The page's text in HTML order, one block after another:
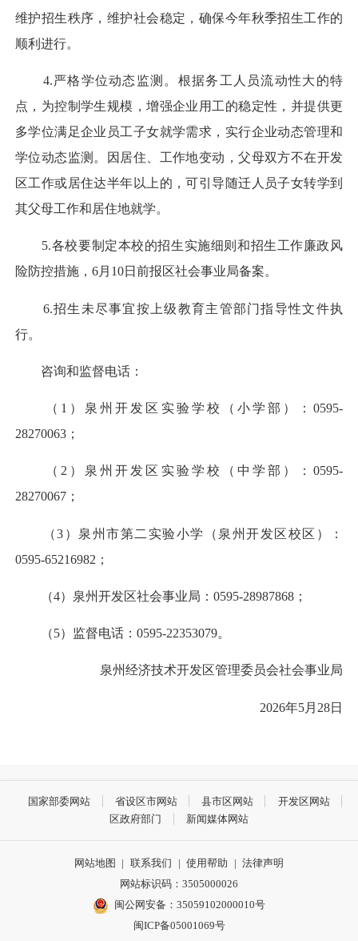
维护招生秩序，维护社会稳定，确保今年秋季招生工作的
顺利进行。
4.严格学位动态监测。根据务工人员流动性大的特
点，为控制学生规模，增强企业用工的稳定性，并提供更
多学位满足企业员工子女就学需求，实行企业动态管理和
学位动态监测。因居住、工作地变动，父母双方不在开发
区工作或居住达半年以上的，可引导随迁人员子女转学到
其父母工作和居住地就学。
5.各校要制定本校的招生实施细则和招生工作廉政风
险防控措施，6月10日前报区社会事业局备案。
6.招生未尽事宜按上级教育主管部门指导性文件执
行。
咨询和监督电话：
（1）泉州开发区实验学校（小学部）：0595-
28270063；
（2）泉州开发区实验学校（中学部）：0595-
28270067；
（3）泉州市第二实验小学（泉州开发区校区）：
0595-65216982；
（4）泉州开发区社会事业局：0595-28987868；
（5）监督电话：0595-22353079。
泉州经济技术开发区管理委员会社会事业局
2026年5月28日
国家部委网站 省设区市网站 县市区网站
开发区网站
区政府部门
新闻媒体网站
网站地图 | 联系我们 | 使用帮助 | 法律声明
网站标识码：3505000026
闽公网安备：35059102000010号
闽ICP备05001069号